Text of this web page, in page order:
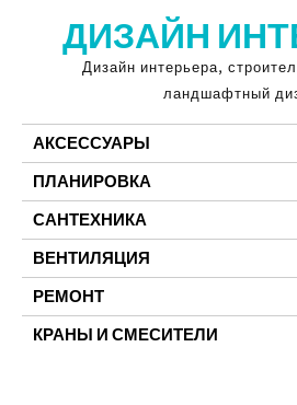
содержимому
ДИЗАЙН
Дизайн интерьера,
ландшафтный
АКСЕССУАРЫ
ПЛАНИРОВКА
САНТЕХНИКА
ВЕНТИЛЯЦИЯ
РЕМОНТ
КРАНЫ И СМЕСИТЕЛИ